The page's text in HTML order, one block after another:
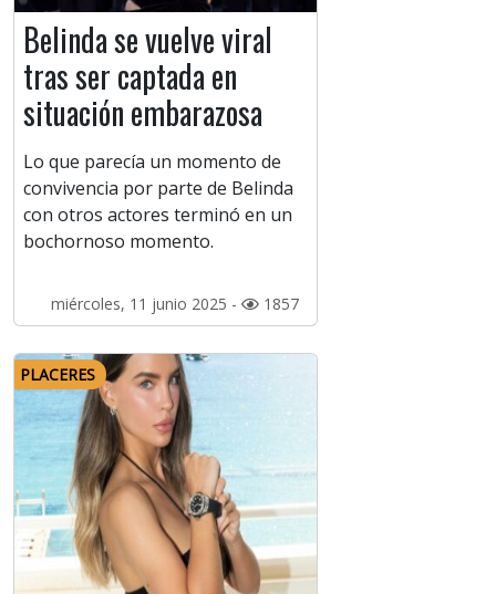
Belinda se vuelve viral
tras ser captada en
situación embarazosa
Lo que parecía un momento de
convivencia por parte de Belinda
con otros actores terminó en un
bochornoso momento.
miércoles, 11 junio 2025 - 1857
PLACERES